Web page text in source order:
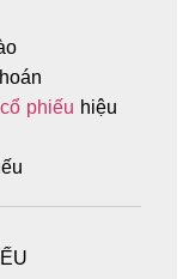
phiếu hiệu